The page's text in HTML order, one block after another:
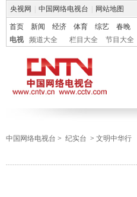
央视网 中国网络电视台 网站地图
首页 新闻 经济 体育 综艺 春晚
电视
频道大全 栏目大全 节目大全
中国网络电视台 > 纪实台 > 文明中华行